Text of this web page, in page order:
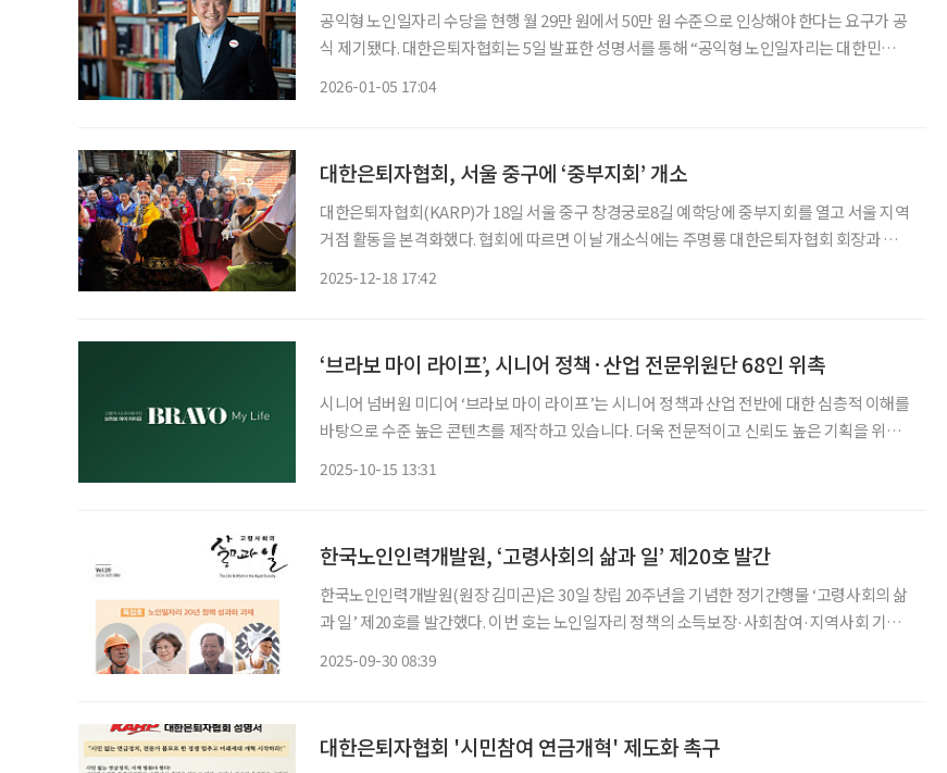
공익형 노인일자리 수당을 현행 월 29만 원에서 50만 원 수준으로 인상해야 한다는 요구가 공
식 제기됐다. 대한은퇴자협회는 5일 발표한 성명서를 통해 “공익형 노인일자리는 대한민국
2026-01-05 17:04
대한은퇴자협회, 서울 중구에 ‘중부지회’ 개소
대한은퇴자협회(KARP)가 18일 서울 중구 창경궁로8길 예학당에 중부지회를 열고 서울 지역
거점 활동을 본격화했다. 협회에 따르면 이날 개소식에는 주명룡 대한은퇴자협회 회장과 김
2025-12-18 17:42
‘브라보 마이 라이프’, 시니어 정책·산업 전문위원단 68인 위촉
시니어 넘버원 미디어 ‘브라보 마이 라이프’는 시니어 정책과 산업 전반에 대한 심층적 이해를
바탕으로 수준 높은 콘텐츠를 제작하고 있습니다. 더욱 전문적이고 신뢰도 높은 기획을 위해
2025-10-15 13:31
한국노인인력개발원, ‘고령사회의 삶과 일’ 제20호 발간
한국노인인력개발원(원장 김미곤)은 30일 창립 20주년을 기념한 정기간행물 ‘고령사회의 삶
과 일’ 제20호를 발간했다. 이번 호는 노인일자리 정책의 소득보장·사회참여·지역사회 기여
2025-09-30 08:39
대한은퇴자협회 '시민참여 연금개혁' 제도화 촉구